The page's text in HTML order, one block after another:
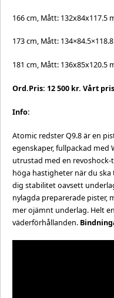
166 cm, Mått: 132x84x117.5
173 cm, Mått:
181 cm, Mått: 136x85x120.5
Ord.Pris: 12 500 kr. Vårt
Info:
Atomic redster Q9.8 är en
egenskaper, fullpackad med
utrustad med en
höga hastigheter när du
dig stabilitet oavsett
nylagda preparerade pister,
mer ojämnt underlag. Helt
väderförhållanden.